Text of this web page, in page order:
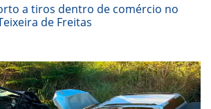
a tiros dentro de comércio no
de Freitas